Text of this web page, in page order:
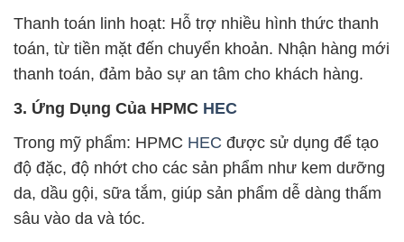
Thanh toán linh hoạt: Hỗ trợ nhiều hình thức thanh
toán, từ tiền mặt đến chuyển khoản. Nhận hàng mới
thanh toán, đảm bảo sự an tâm cho khách hàng.
3. Ứng Dụng Của HPMC HEC
Trong mỹ phẩm: HPMC HEC được sử dụng để tạo
độ đặc, độ nhớt cho các sản phẩm như kem dưỡng
da, dầu gội, sữa tắm, giúp sản phẩm dễ dàng thấm
sâu vào da và tóc.